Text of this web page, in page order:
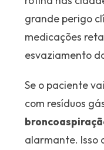
grande perigo
medicações
esvaziamento
Se o paciente
com resíduos
alarmante. Isso